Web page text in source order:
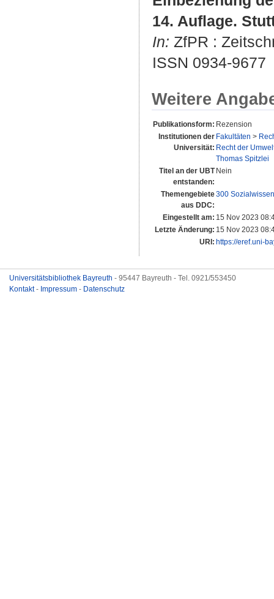
14. Auflage.
In: ZfPR :
ISSN 0934-9677
Weitere
Publikationsform: Rezension
Institutionen der
Universität:
Fakultäten >
Recht der
Thomas Spitzlei
Titel an der UBT
entstanden:
Nein
Themengebiete
aus DDC:
300
Eingestellt am: 15 Nov 2023
Letzte Änderung: 15 Nov 2023
URI: https://eref.uni-
Universitätsbibliothek Bayreuth - 95447 Bayreuth - Tel. 0921/553450
Kontakt- Impressum - Datenschutz